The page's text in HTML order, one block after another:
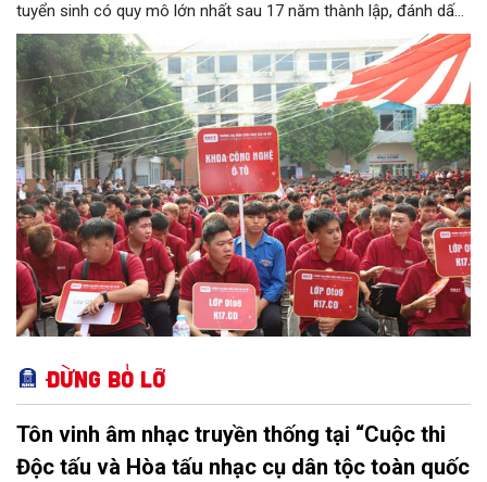
tuyển sinh có quy mô lớn nhất sau 17 năm thành lập, đánh dấu
bước chuyển mình quan trọng của nhà trường.
Đừng bỏ lỡ
Tôn vinh âm nhạc truyền thống tại “Cuộc thi
Độc tấu và Hòa tấu nhạc cụ dân tộc toàn quốc